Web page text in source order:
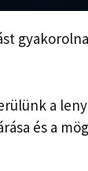
a
és a